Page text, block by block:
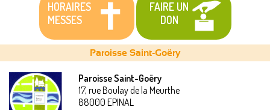
HORAIRES
MESSES
FAIRE UN
DON
Vous
Paroisse Saint-Goëry
Paroisse Saint-Goëry
17, rue Boulay de la Meurthe
88000 EPINAL